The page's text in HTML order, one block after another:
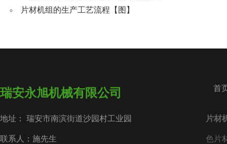
片材机组的生产工艺流程【图】
瑞安永旭机械有限公司
地址： 瑞安市南滨街道沙园村工业园
联系人：施先生
首
片材
色片